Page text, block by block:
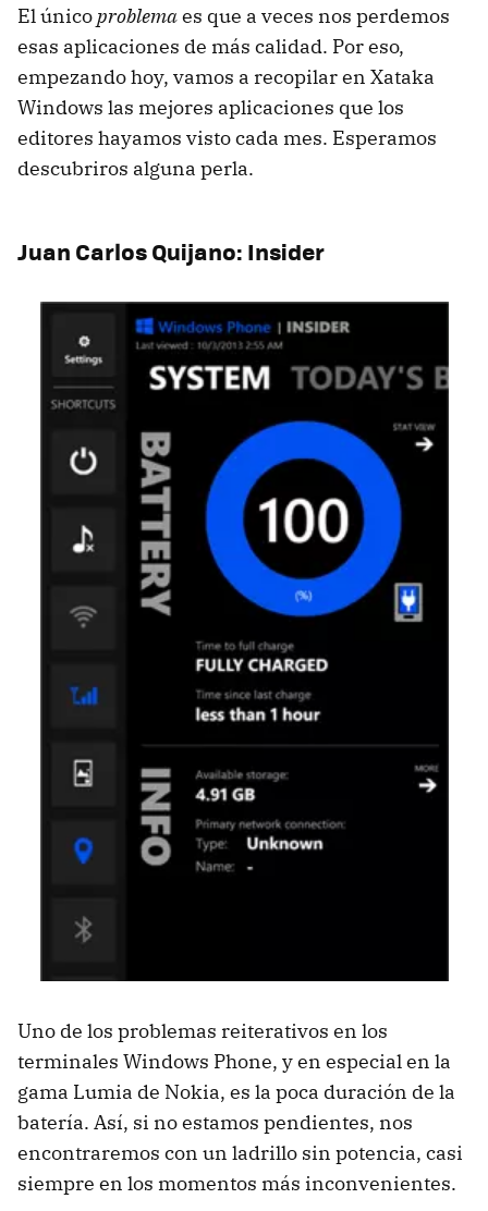
El únicoproblemaes que a veces nos perdemos
esas aplicaciones de más calidad. Por eso,
empezando hoy, vamos a recopilar en Xataka
Windows las mejores aplicaciones que los
editores hayamos visto cada mes. Esperamos
descubriros alguna perla.
Juan Carlos Quijano: Insider
Uno de los problemas reiterativos en los
terminales Windows Phone, y en especial en la
gama Lumia de Nokia, es la poca duración de la
batería. Así, si no estamos pendientes, nos
encontraremos con un ladrillo sin potencia, casi
siempre en los momentos más inconvenientes.